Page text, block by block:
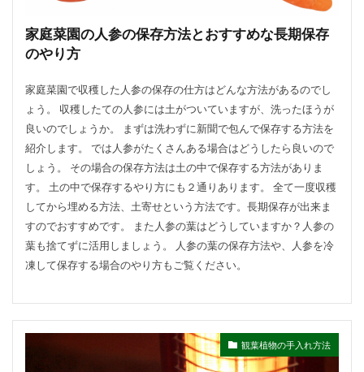
家庭菜園の人参の保存方法とおすすめな長期保存
のやり方
家庭菜園で収穫した人参の保存の仕方はどんな方法があるのでし
ょう。 収穫したての人参には土がついていますが、洗ったほうが
良いのでしょうか。 まずは洗わずに新聞で包んで保存する方法を
紹介します。 では人参がたくさんある場合はどうしたら良いので
しょう。 その場合の保存方法は土の中で保存する方法がありま
す。 土の中で保存するやり方にも２通りあります。 全て一度収穫
してから埋める方法、土寄せという方法です。長期保存が出来ま
すのでおすすめです。 また人参の葉はどうしていますか？人参の
葉も捨てずに活用しましょう。 人参の葉の保存方法や、人参を冷
凍して保存する場合のやり方もご覧ください。
観葉植物の手入れ方法